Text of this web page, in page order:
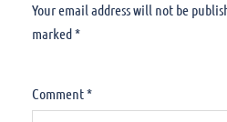
Your email address will not be
marked*
Comment*
Alternative: